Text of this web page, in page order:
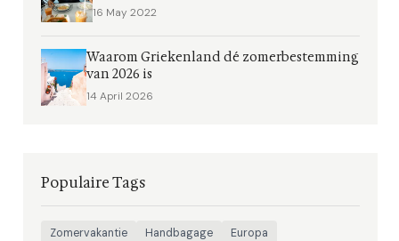
16 May 2022
Waarom Griekenland dé zomerbestemming
van 2026 is
14 April 2026
Populaire Tags
Zomervakantie Handbagage
Europa